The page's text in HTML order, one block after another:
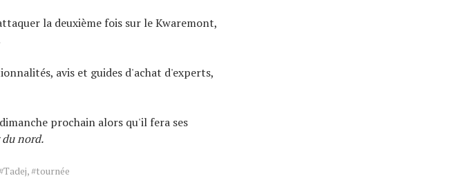
la deuxième fois sur le Kwaremont,
avis et guides d'achat d'experts,
prochain alors qu'il fera ses
nord.
,#tournée